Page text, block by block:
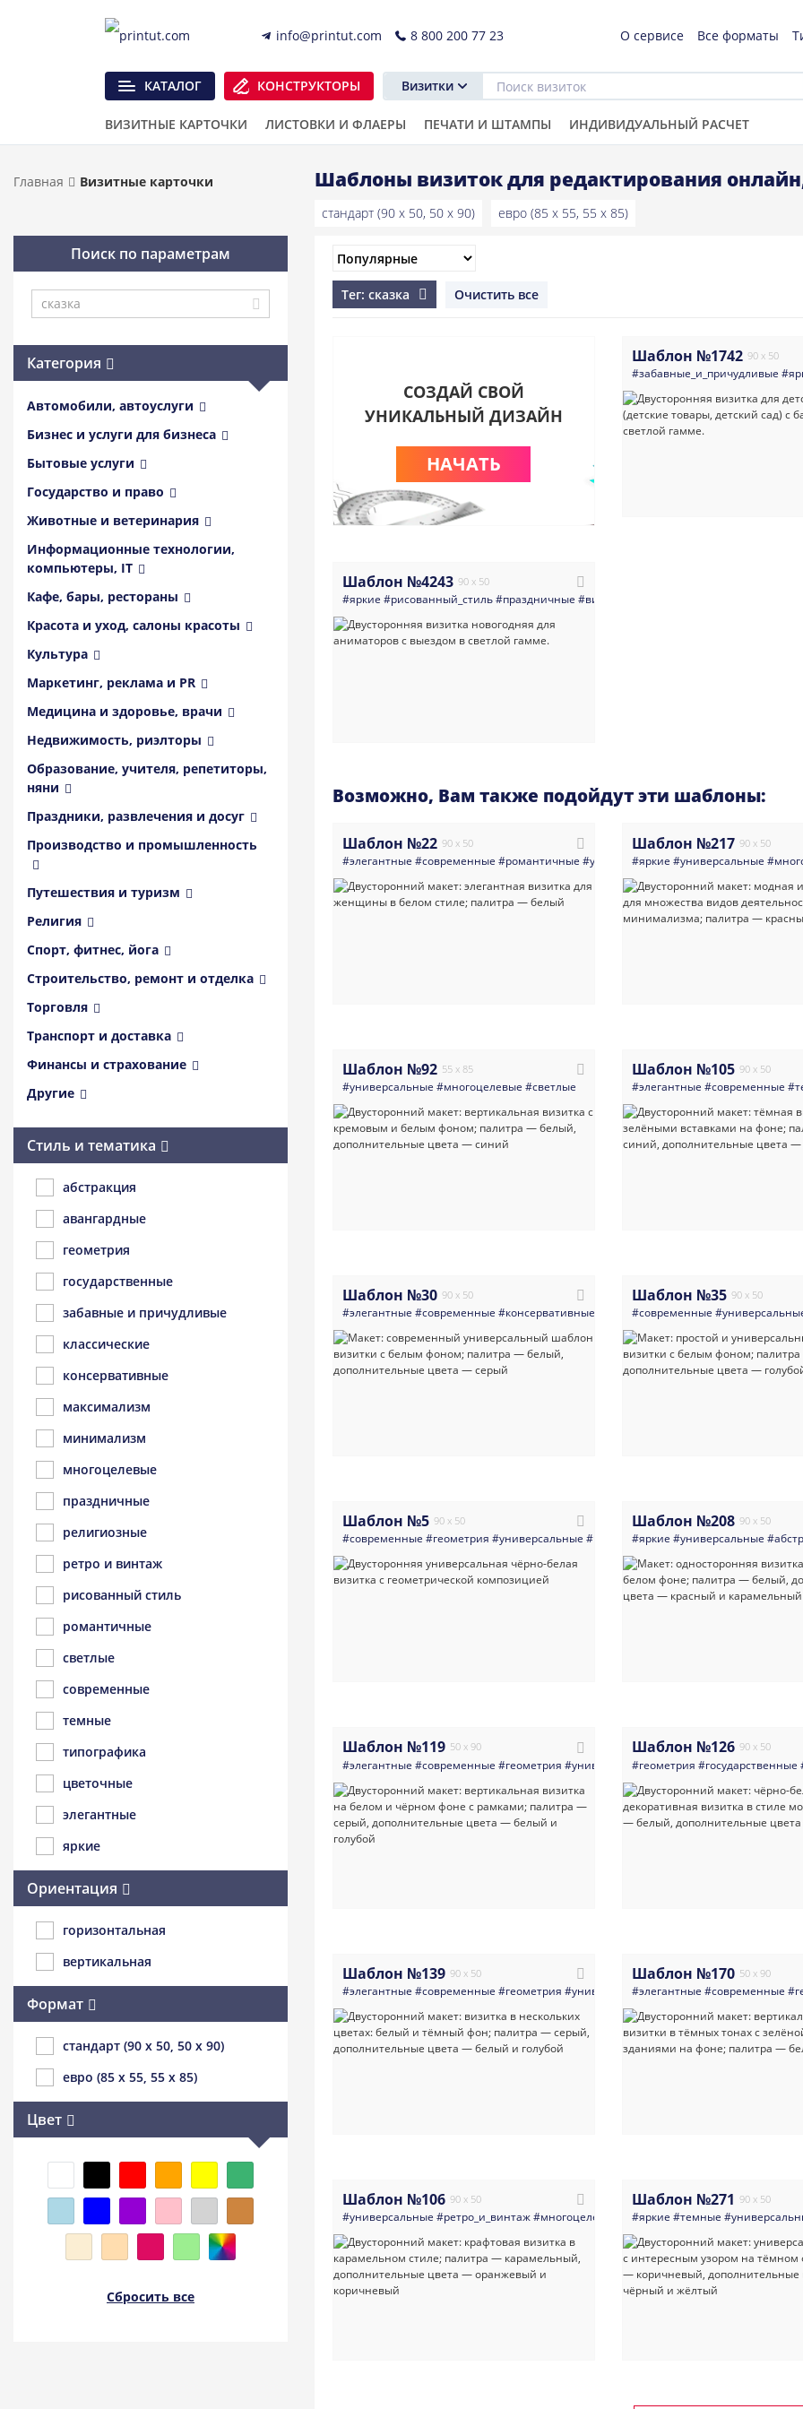
info@printut.com 8 800 200 77 23 О сервисе Все форматы
КАТАЛОГ КОНСТРУКТОРЫ Визитки
ВИЗИТНЫЕ КАРТОЧКИ ЛИСТОВКИ И ФЛАЕРЫ ПЕЧАТИ И ШТАМПЫ ИНДИВИДУАЛЬНЫЙ РАСЧЕТ
Главная Визитные карточки Шаблоны визиток для редактирования
стандарт (90 x 50, 50 x 90) евро (85 x 55, 55 x 85)
Поиск по параметрам
Категория
Автомобили, автоуслуги
Бизнес и услуги для бизнеса
Бытовые услуги
Государство и право
Животные и ветеринария
Информационные технологии,
компьютеры, IT
Кафе, бары, рестораны
Красота и уход, салоны красоты
Культура
Маркетинг, реклама и PR
Медицина и здоровье, врачи
Недвижимость, риэлторы
Образование, учителя, репетиторы,
няни
Праздники, развлечения и досуг
Производство и промышленность
Путешествия и туризм
Религия
Спорт, фитнес, йога
Строительство, ремонт и отделка
Торговля
Транспорт и доставка
Финансы и страхование
Другие
Стиль и тематика
абстракция
авангардные
геометрия
государственные
забавные и причудливые
классические
консервативные
максимализм
минимализм
многоцелевые
праздничные
религиозные
ретро и винтаж
рисованный стиль
романтичные
светлые
современные
темные
типографика
цветочные
элегантные
яркие
Ориентация
горизонтальная
вертикальная
Формат
стандарт (90 x 50, 50 x 90)
евро (85 x 55, 55 x 85)
Цвет
Сбросить все
Тег: сказка Очистить все
СОЗДАЙ СВОЙ
УНИКАЛЬНЫЙ ДИЗАЙН
НАЧАТЬ
Шаблон №1742 90 x 50
#забавные_и_причудливые
Шаблон №4243 90 x 50
#яркие #рисованный_стиль#праздничные #визитка
Возможно, Вам также подойдут эти шаблоны:
Шаблон №22 90 x 50
#элегантные #современные #романтичные #универсальные#светлые#женщины
Шаблон №217 90 x 50
#яркие #универсальные
Шаблон №92 55 x 85
#универсальные #многоцелевые #светлые
Шаблон №105 90 x 50
#элегантные #современные
Шаблон №30 90 x 50
#элегантные #современные #консервативные #классические #универсальные
Шаблон №35 90 x 50
#современные
Шаблон №5 90 x 50
#современные #геометрия #универсальные #минимализм #абстракция
Шаблон №208 90 x 50
#яркие #универсальные
Шаблон №119 50 x 90
#элегантные #современные #геометрия #универсальные#многоцелевые
Шаблон №126 90 x 50
#геометрия #государственные
Шаблон №139 90 x 50
#элегантные #современные #геометрия #универсальные#треугольники
Шаблон №170 50 x 90
#элегантные #современные
Шаблон №106 90 x 50
#универсальные #ретро_и_винтаж#многоцелевые #крафт
Шаблон №271 90 x 50
#яркие #темные